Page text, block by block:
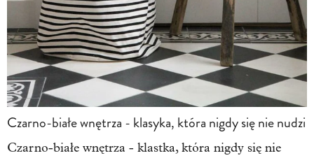
Czarno-białe wnętrza - klasyka, która nigdy się nie nudzi
Czarno-białe wnętrza - klastka, która nigdy się nie